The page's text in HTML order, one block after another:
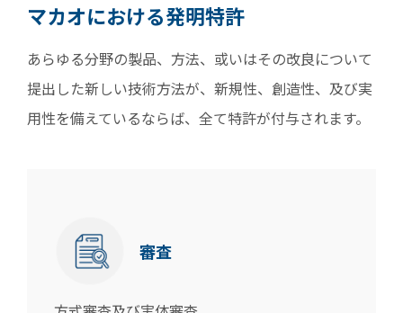
マカオにおける発明特許
あらゆる分野の製品、方法、或いはその改良について
提出した新しい技術方法が、新規性、創造性、及び実
用性を備えているならば、全て特許が付与されます。
審査